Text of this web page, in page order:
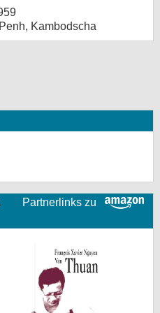
Kambodscha
Partnerlinks zu